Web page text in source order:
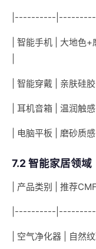
|----------
| 智能手机 | 大地色
| 智能穿戴 | 亲肤硅
| 耳机音箱 | 温润触
| 电脑平板 | 磨砂质
7.2 智能家居领域
| 产品类别 | 推荐
|----------
| 空气净化器 | 自然